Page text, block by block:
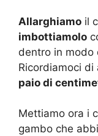
Allarghiamo il
imbottiamolo
dentro in modo
Ricordiamoci di
paio di
Mettiamo ora i
gambo che